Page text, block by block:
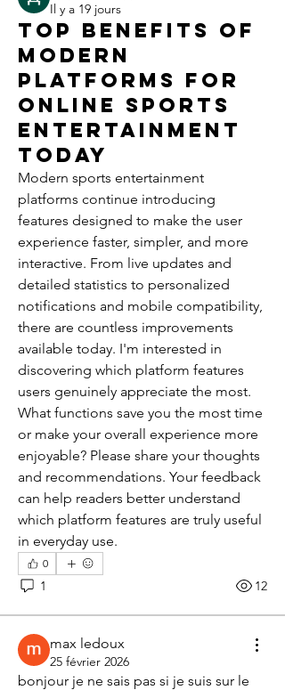
Il y a 19 jours
Top Benefits of
Modern
Platforms for
Online Sports
Entertainment
Today
Modern sports entertainment
platforms continue introducing
features designed to make the user
experience faster, simpler, and more
interactive. From live updates and
detailed statistics to personalized
notifications and mobile compatibility,
there are countless improvements
available today. I'm interested in
discovering which platform features
users genuinely appreciate the most.
What functions save you the most time
or make your overall experience more
enjoyable? Please share your thoughts
and recommendations. Your feedback
can help readers better understand
which platform features are truly useful
in everyday use.
0
1 12
max ledoux
25 février 2026
bonjour je ne sais pas si je suis sur le